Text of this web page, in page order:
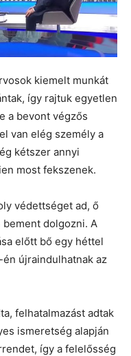
kiemelt munkát
így rajtuk egyetlen
a bevont végzős
van elég személy a
kétszer annyi
most fekszenek.
védettséget ad, ő
bement dolgozni. A
előtt bő egy héttel
újraindulhatnak az
felhatalmazást adtak
ismeretség alapján
így a felelősség